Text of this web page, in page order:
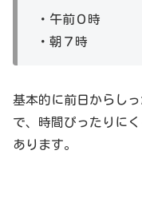
・午前０時
・朝７時
基本的に前日からし
で、時間ぴったりに
あります。